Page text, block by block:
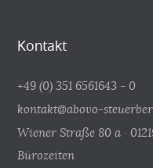
Kontakt
+49 (0) 351 6561643 - 0
kontakt@abovo-
Wiener Straße 80 a ·
Bürozeiten